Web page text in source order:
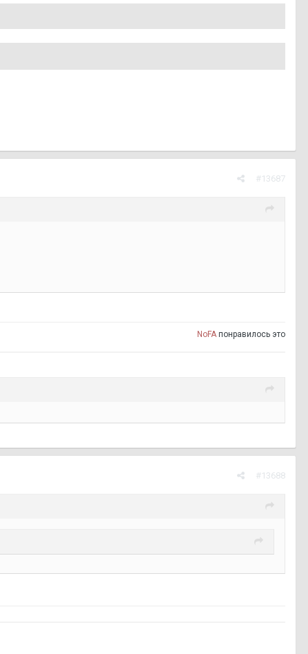
#13687
NoFA понравилось это
#13688